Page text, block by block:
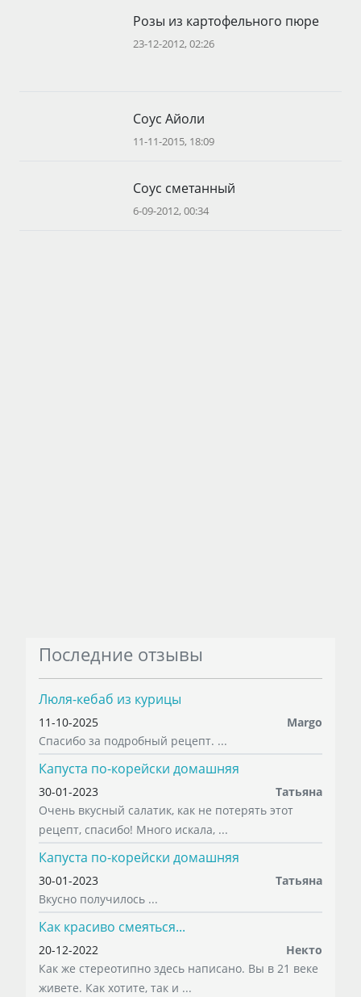
Розы из картофельного пюре
23-12-2012, 02:26
Соус Айоли
11-11-2015, 18:09
Соус сметанный
6-09-2012, 00:34
Последние отзывы
Люля-кебаб из курицы
11-10-2025
Margo
Спасибо за подробный рецепт. ...
Капуста по-корейски домашняя
30-01-2023
Татьяна
Очень вкусный салатик, как не потерять этот
рецепт, спасибо! Много искала, ...
Капуста по-корейски домашняя
30-01-2023
Татьяна
Вкусно получилось ...
Как красиво смеяться...
20-12-2022
Некто
Как же стереотипно здесь написано. Вы в 21 веке
живете. Как хотите, так и ...